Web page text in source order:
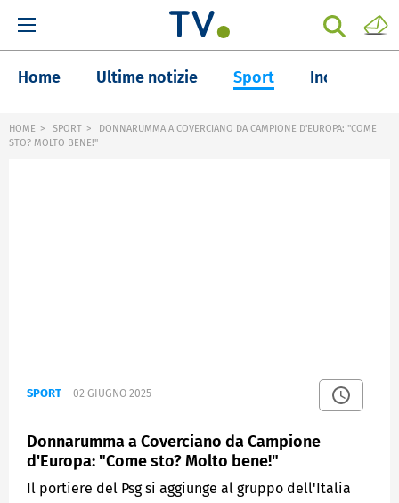
Home Ultime notizie Sport Inchieste
HOME SPORT
DONNARUMMA A COVERCIANO DA CAMPIONE D'EUROPA: "COME
STO? MOLTO BENE!"
SPORT 02 GIUGNO 2025
Donnarumma a Coverciano da Campione
d'Europa: "Come sto? Molto bene!"
Il portiere del Psg si aggiunge al gruppo dell'Italia